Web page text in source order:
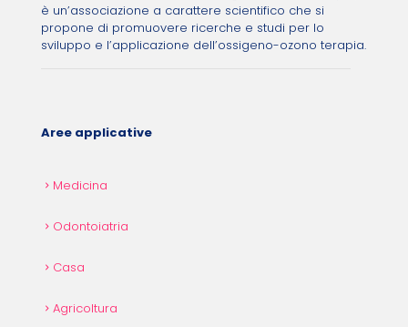
è un’associazione a carattere scientifico che si
propone di promuovere ricerche e studi per lo
sviluppo e l’applicazione dell’ossigeno-ozono terapia.
Aree applicative
Medicina
Odontoiatria
Casa
Agricoltura